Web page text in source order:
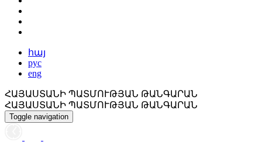
հայ
рус
eng
ՀԱՅԱՍՏԱՆԻ ՊԱՏՄՈՒԹՅԱՆ ԹԱՆԳԱՐԱՆ
ՀԱՅԱՍՏԱՆԻ ՊԱՏՄՈՒԹՅԱՆ ԹԱՆԳԱՐԱՆ
Toggle navigation